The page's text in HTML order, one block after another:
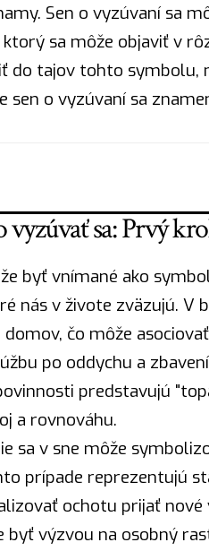
Sen o vyzúvaní sa
ktorý sa môže objaviť v
do tajov tohto symbolu,
sen o vyzúvaní sa
vyzúvať sa: Prvý
byť vnímané ako
nás v živote zväzujú. V
čo môže
po oddychu a
predstavujú
a rovnováhu.
sa v sne môže
prípade reprezentujú
ochotu prijať
výzvou na osobný